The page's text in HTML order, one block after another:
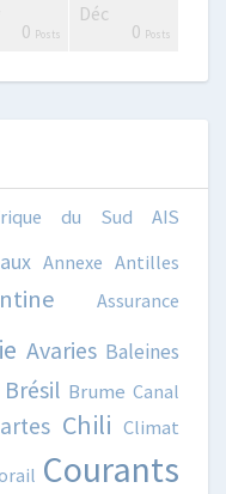
0 Posts
Déc
0 Posts
du Sud AIS
Annexe Antilles
Assurance
Avaries Baleines
Brésil Brume Canal
Chili Climat
Courants